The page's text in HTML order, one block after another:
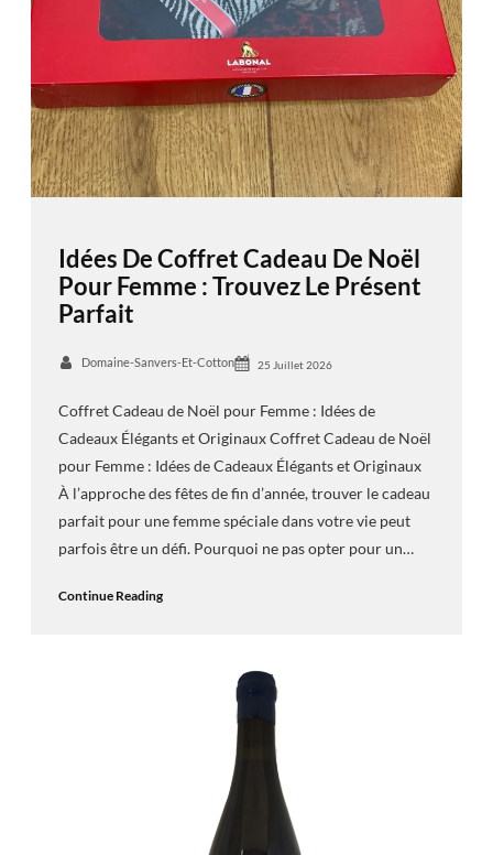
Idées De Coffret Cadeau De Noël
Pour Femme : Trouvez Le Présent
Parfait
Domaine-Sanvers-Et-Cotton 25 Juillet 2026
Coffret Cadeau de Noël pour Femme : Idées de
Cadeaux Élégants et Originaux Coffret Cadeau de Noël
pour Femme : Idées de Cadeaux Élégants et Originaux
À l’approche des fêtes de fin d’année, trouver le cadeau
parfait pour une femme spéciale dans votre vie peut
parfois être un défi. Pourquoi ne pas opter pour un…
Continue Reading